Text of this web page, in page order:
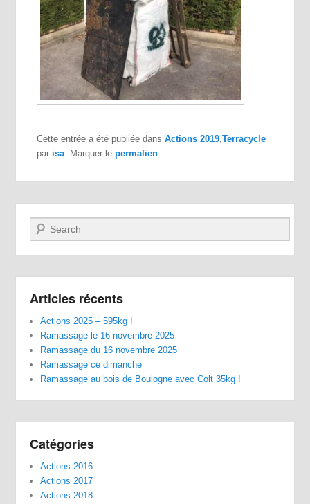
Cette entrée a été publiée dansActions 2019,Terracycle
par isa. Marquer lepermalien.
Recherche
Articles récents
Actions 2025 – 595kg !
Ramassage le 16 novembre 2025
Ramassage du 16 novembre 2025
Ramassage ce dimanche
Ramassage au bois de Boulogne avec Colt 35kg !
Catégories
Actions 2016
Actions 2017
Actions 2018